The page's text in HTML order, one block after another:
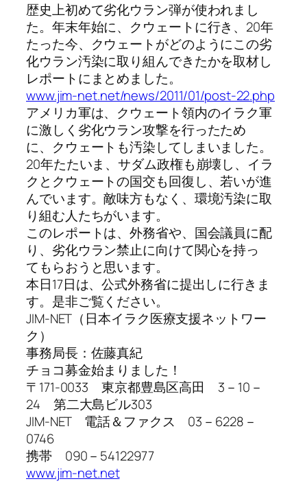
歴史上初めて劣化ウラン弾が使われまし
た。年末年始に、クウェートに行き、20年
たった今、クウェートがどのようにこの劣
化ウラン汚染に取り組んできたかを取材し
レポートにまとめました。
www.jim-net.net/news/2011/01/post-22.php
アメリカ軍は、クウェート領内のイラク軍
に激しく劣化ウラン攻撃を行ったため
に、クウェートも汚染してしまいました。
20年たたいま、サダム政権も崩壊し、イラ
クとクウェートの国交も回復し、若いが進
んでいます。敵味方もなく、環境汚染に取
り組む人たちがいます。
このレポートは、外務省や、国会議員に配
り、劣化ウラン禁止に向けて関心を持っ
てもらおうと思います。
本日17日は、公式外務省に提出しに行きま
す。是非ご覧ください。
JIM-NET（日本イラク医療支援ネットワー
ク）
事務局長：佐藤真紀
チョコ募金始まりました！
〒171-0033 東京都豊島区高田 3－10－
24 第二大島ビル303
JIM-NET 電話＆ファクス 03－6228－
0746
携帯 090－54122977
www.jim-net.net